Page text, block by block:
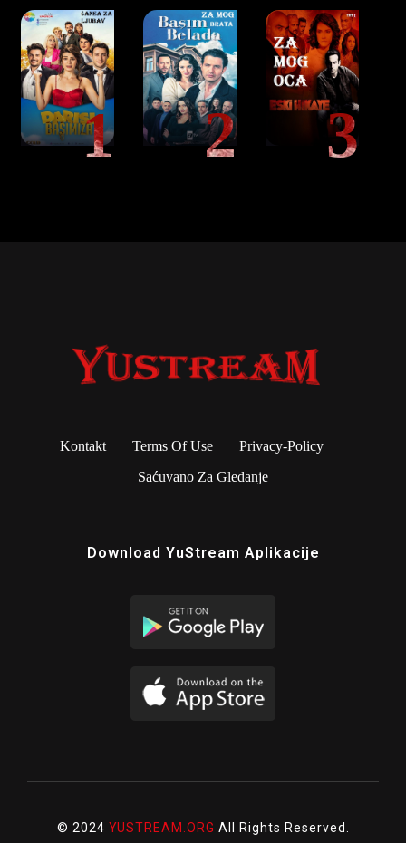
1 2 3
Kontakt Terms Of Use
Privacy-Policy
Saćuvano Za Gledanje
Download YuStream Aplikacije
© 2024 YUSTREAM.ORG All Rights Reserved.